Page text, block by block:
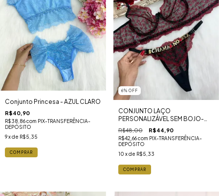
Conjunto Princesa - AZUL CLARO
R$40,90
R$38,86com PIX-TRANSFERÊNCIA-
DEPÓSITO
9x de R$5,35
COMPRAR
6% OFF
CONJUNTO LAÇO
PERSONALIZÁVEL SEM BOJO-
PRETO COM VERMELHO
R$48,00 R$44,90
R$42,66com PIX-TRANSFERÊNCIA-
DEPÓSITO
10 x de R$5,33
COMPRAR